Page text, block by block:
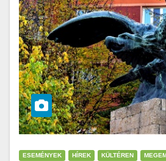
ESEMÉNYEK HÍREK KÜLTÉREN